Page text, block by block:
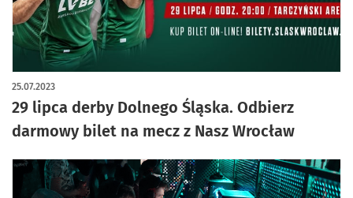
29 lipca derby Dolnego Śląska. Odbierz
darmowy bilet na mecz z Nasz Wrocław
25.07.2023